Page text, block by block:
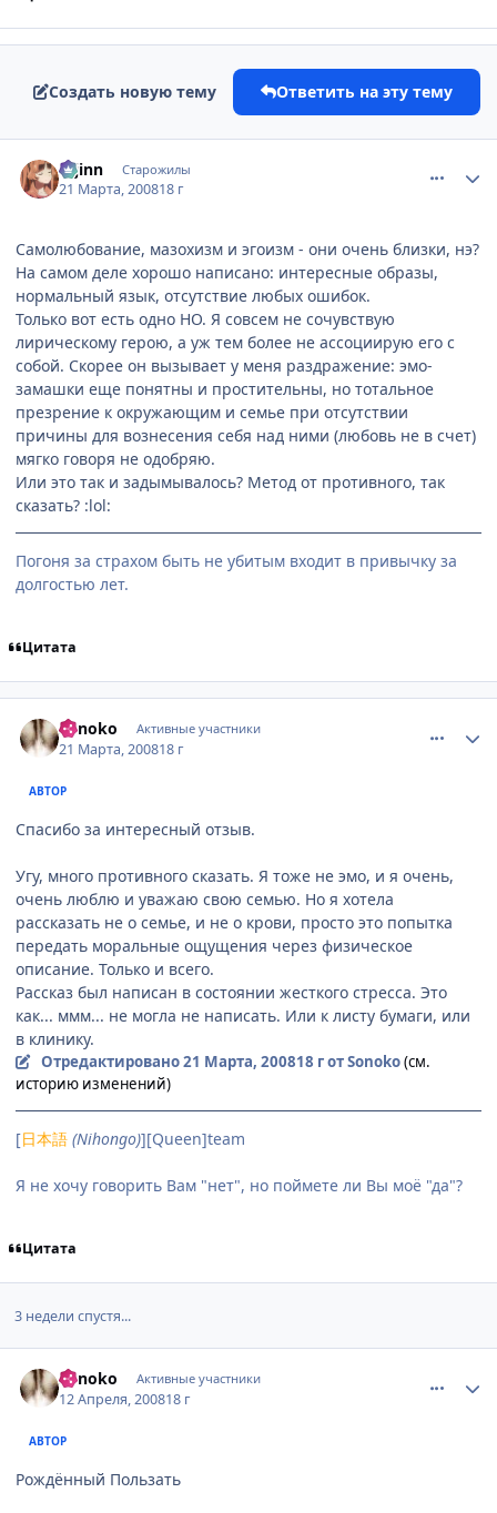
Создать новую тему Ответить на эту тему
u-jinn Старожилы
21 Марта, 200818 г
Самолюбование, мазохизм и эгоизм - они очень близки, нэ?
На самом деле хорошо написано: интересные образы,
нормальный язык, отсутствие любых ошибок.
Только вот есть одно НО. Я совсем не сочувствую
лирическому герою, а уж тем более не ассоциирую его с
собой. Скорее он вызывает у меня раздражение: эмо-
замашки еще понятны и простительны, но тотальное
презрение к окружающим и семье при отсутствии
причины для вознесения себя над ними (любовь не в счет)
мягко говоря не одобряю.
Или это так и задымывалось? Метод от противного, так
сказать? :lol:
Погоня за страхом быть не убитым входит в привычку за
долгостью лет.
Цитата
Sonoko Активные участники
21 Марта, 200818 г
АВТОР
Спасибо за интересный отзыв.
Угу, много противного сказать. Я тоже не эмо, и я очень,
очень люблю и уважаю свою семью. Но я хотела
рассказать не о семье, и не о крови, просто это попытка
передать моральные ощущения через физическое
описание. Только и всего.
Рассказ был написан в состоянии жесткого стресса. Это
как... ммм... не могла не написать. Или к листу бумаги, или
в клинику.
Отредактировано21 Марта, 200818 гот Sonoko(см.
историю изменений)
[日本語 (Nihongo)][Queen]team
Я не хочу говорить Вам "нет", но поймете ли Вы моё "да"?
Цитата
3 недели спустя...
Sonoko Активные участники
12 Апреля, 200818 г
АВТОР
Рождённый Пользать